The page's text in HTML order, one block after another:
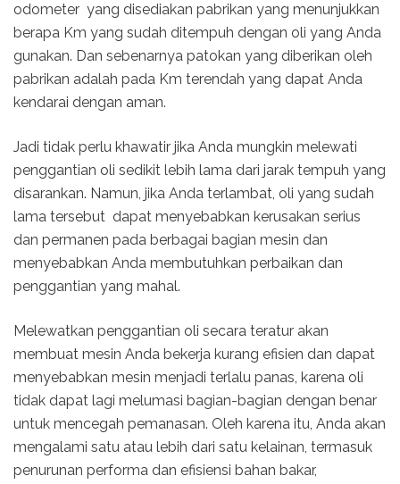
odometer yang disediakan pabrikan yang menunjukkan
berapa Km yang sudah ditempuh dengan oli yang Anda
gunakan. Dan sebenarnya patokan yang diberikan oleh
pabrikan adalah pada Km terendah yang dapat Anda
kendarai dengan aman.
Jadi tidak perlu khawatir jika Anda mungkin melewati
penggantian oli sedikit lebih lama dari jarak tempuh yang
disarankan. Namun, jika Anda terlambat, oli yang sudah
lama tersebut dapat menyebabkan kerusakan serius
dan permanen pada berbagai bagian mesin dan
menyebabkan Anda membutuhkan perbaikan dan
penggantian yang mahal.
Melewatkan penggantian oli secara teratur akan
membuat mesin Anda bekerja kurang efisien dan dapat
menyebabkan mesin menjadi terlalu panas, karena oli
tidak dapat lagi melumasi bagian-bagian dengan benar
untuk mencegah pemanasan. Oleh karena itu, Anda akan
mengalami satu atau lebih dari satu kelainan, termasuk
penurunan performa dan efisiensi bahan bakar,